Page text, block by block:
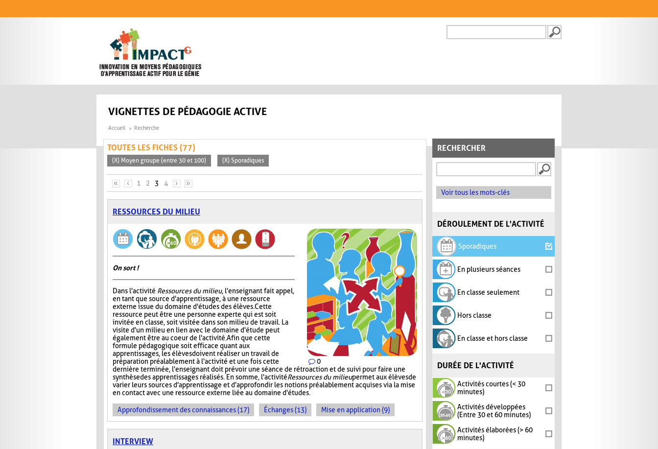
FORMULAIRE DE
VIGNETTES DE PÉDAGOGIE ACTIVE
Accueil Recherche
RECHERCHER
Voir tous les mots-clés
DÉROULEMENT DE L'ACTIVITÉ
Sporadiques
En plusieurs séances
En classe seulement
Hors classe
En classe et hors classe
DURÉE DE L'ACTIVITÉ
Activités courtes (< 30
minutes)
Activités développées
(Entre 30 et 60 minutes)
Activités élaborées (> 60
minutes)
TOUTES LES FICHES (77)
(X) Moyen groupe (entre 30 et 100) (X) Sporadiques
PAGES
« ‹ 1 2 3 4 › »
RESSOURCES DU MILIEU
0
On sort !
Dans l'activité Ressources du milieu, l'enseignant fait appel,
en tant que source d'apprentissage, à une ressource
externe issue du domaine d'études des élèves. Cette
ressource peut être une personne experte qui est soit
invitée en classe, soit visitée dans son milieu de travail. La
visite d'un milieu en lien avec le domaine d'étude peut
également être au coeur de l'activité. Afin que cette
formule pédagogique soit efficace quant aux
apprentissages, les élèves doivent réaliser un travail de
préparation préalablement à l'activité et une fois cette
dernière terminée, l'enseignant doit prévoir une séance de rétroaction et de suivi pour faire une
synthèse des apprentissages réalisés. En somme, l'activitéRessources du milieupermet aux élèves de
varier leurs sources d'apprentissage et d'approfondir les notions préalablement acquises via la mise
en contact avec une ressource externe liée au domaine d'études.
Approfondissement des connaissances (17) Échanges (13) Mise en application (9)
INTERVIEW